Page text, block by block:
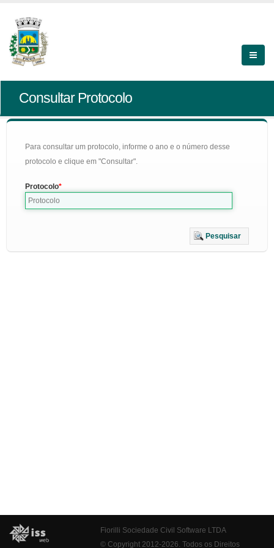
Consultar Protocolo
Para consultar um protocolo, informe o ano e o número desse
protocolo e clique em "Consultar".
Protocolo
Pesquisar
Fiorilli Sociedade Civil Software LTDA
© Copyright 2012-2026. Todos os Direitos